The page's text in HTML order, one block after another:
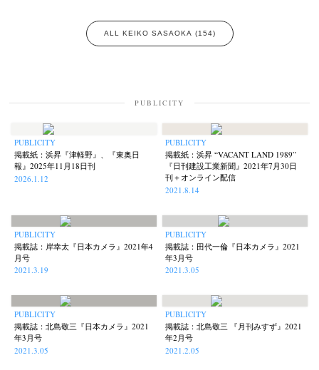
Akifumi Tanaka Fumikiyo Nagamachi (27) Kazumichi Hashimoto
Postwar and Shōwa-Era (2) Publication (42) Remembrance (43)
Renchan (21) Review (23) Rintaro Kameoka (32) Shoreline (56) Special Exhibitions
Untitled Records (41)
Yuki Kasama
ALL KEIKO SASAOKA (154)
PUBLICITY
PUBLICITY
掲載紙：浜昇『津軽野』、『東奥日
報』2025年11月18日刊
2026.1.12
PUBLICITY
掲載紙：浜昇 “VACANT LAND 1989”
『日刊建設工業新聞』2021年7月30日
刊＋オンライン配信
2021.8.14
PUBLICITY
掲載誌：岸幸太『日本カメラ』2021年4
月号
2021.3.19
PUBLICITY
掲載誌：田代一倫『日本カメラ』2021
年3月号
2021.3.05
PUBLICITY
掲載誌：北島敬三『日本カメラ』2021
年3月号
2021.3.05
PUBLICITY
掲載誌：北島敬三 『月刊みすず』2021
年2月号
2021.2.05